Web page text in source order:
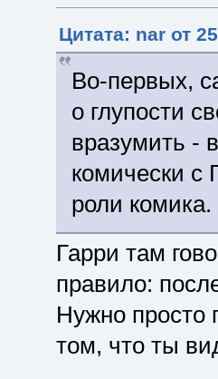
Цитата: nar от
Во-первых,
о глупости
вразумить -
комически с
роли комика.
Гарри там
правило:
Нужно просто
том, что ты